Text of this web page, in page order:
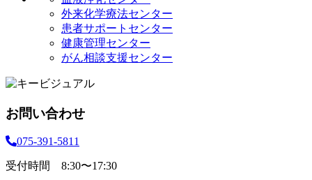
放射線診断科
放射線治療科
麻酔科
救急集中治療科
外来化学療法センター
患者サポートセンター
健康管理センター
がん相談支援センター
お問い合わせ
075-391-5811
受付時間 8:30〜17:30